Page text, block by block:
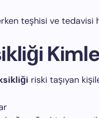
teşhisi ve tedavisi
riski taşıyan